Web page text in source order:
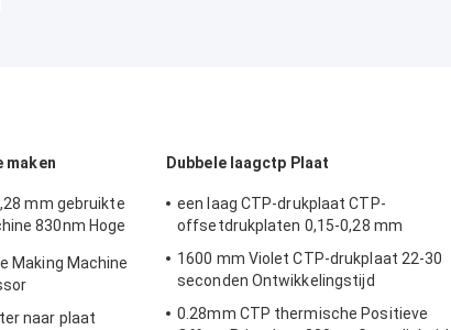
maken
mm gebruikte
830nm Hoge
Making Machine
naar plaat
Dubbele laagctp Plaat
een laag CTP-drukplaat CTP-
offsetdrukplaten 0,15-0,28 mm
1600 mm Violet CTP-drukplaat 22-30
seconden Ontwikkelingstijd
0.28mm CTP thermische Positieve